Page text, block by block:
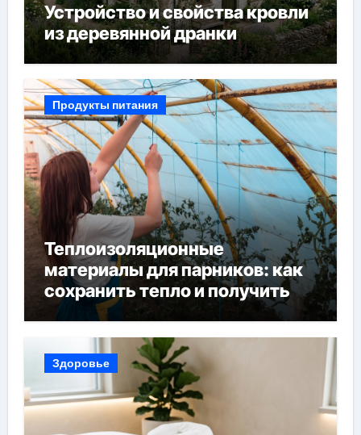
Устройство и свойства кровли
из деревянной дранки
Продукты питания
Теплоизоляционные
материалы для парников: как
сохранить тепло и получить
богатый урожай
Здоровье